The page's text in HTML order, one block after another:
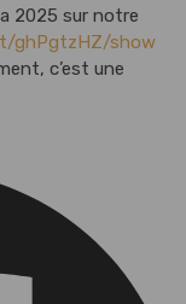
2025 sur notre
ghPgtzHZ/show
c’est une